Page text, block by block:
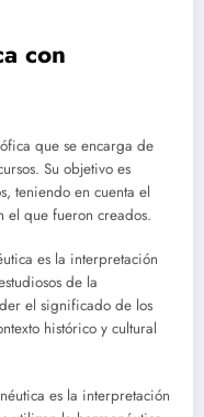
con
que se encarga de
Su objetivo es
teniendo en cuenta el
el que fueron creados.
es la interpretación
de la
el significado de los
histórico y cultural
es la interpretación